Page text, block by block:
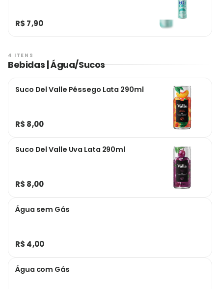
R$ 7,90
4 ITENS
Bebidas | Água/Sucos
Suco Del Valle Pêssego Lata 290ml
R$ 8,00
Suco Del Valle Uva Lata 290ml
R$ 8,00
Água sem Gás
R$ 4,00
Água com Gás